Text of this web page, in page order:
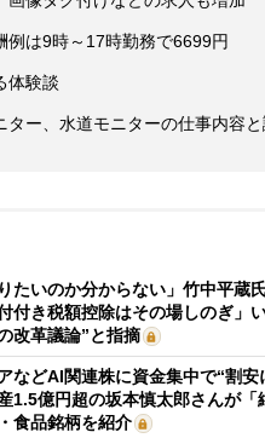
は9時～17時勤務で6699円
体験談
ー、水道モニターの仕事内容
りたいのか分からない」竹中平蔵
き税額控除はその場しのぎ」
改革議論”と指摘
などAI関連株に資金集中で“割
億円超の坂本慎太郎さんが「
食品銘柄を紹介